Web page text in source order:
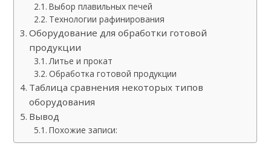
Выбор плавильных печей
Технологии рафинирования
Оборудование для обработки готовой
продукции
Литье и прокат
Обработка готовой продукции
Таблица сравнения некоторых типов
оборудования
Вывод
Похожие записи: